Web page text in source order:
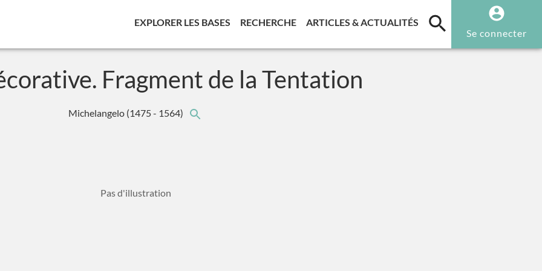
EXPLORER LES BASES (CURRENT)
RECHERCHE(CURRENT)
ARTICLES & ACTUALITÉS (CURRENT)
Se connecter
Fragment de la Tentation
Michelangelo (1475 - 1564)
Pas d'illustration